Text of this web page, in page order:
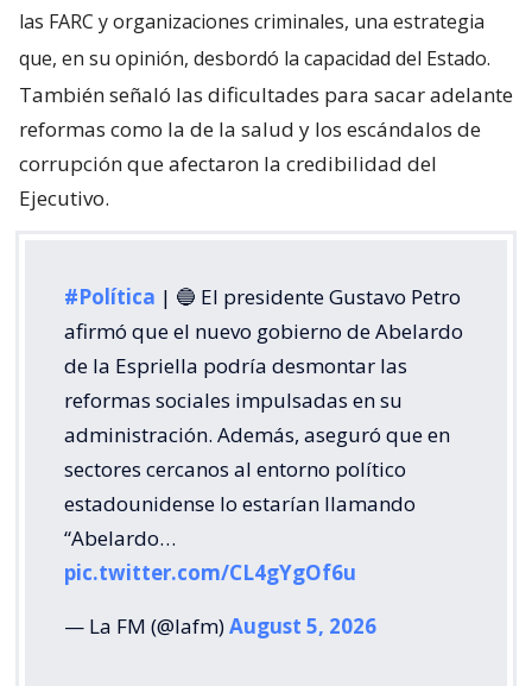
las FARC y organizaciones criminales, una estrategia
que, en su opinión, desbordó la capacidad del Estado.
También señaló las dificultades para sacar adelante
reformas como la de la salud y los escándalos de
corrupción que afectaron la credibilidad del
Ejecutivo.
#Política | 🔵 El presidente Gustavo Petro
afirmó que el nuevo gobierno de Abelardo
de la Espriella podría desmontar las
reformas sociales impulsadas en su
administración. Además, aseguró que en
sectores cercanos al entorno político
estadounidense lo estarían llamando
“Abelardo…
pic.twitter.com/CL4gYgOf6u
— La FM (@lafm)August 5, 2026